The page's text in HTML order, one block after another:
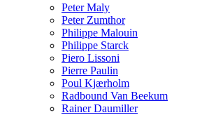
Peter Maly
Peter Zumthor
Philippe Malouin
Philippe Starck
Piero Lissoni
Pierre Paulin
Poul Kjærholm
Radbound Van Beekum
Rainer Daumiller